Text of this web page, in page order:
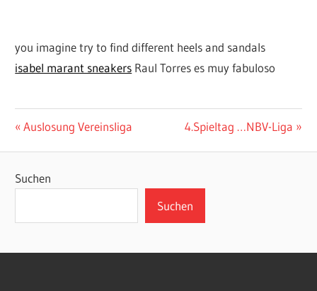
you imagine try to find different heels and sandals
isabel marant sneakers Raul Torres es muy fabuloso
ALLGEMEIN
TURNIERE
DETTMER
Beitragsnavigation
Vorheriger
Auslosung Vereinsliga
Nächster
4.Spieltag …NBV-Liga
Suchen
Suchen